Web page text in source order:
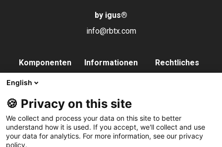
by igus®
info@rbtx.com
Komponenten
Steuerung
Vision
Pneumatik
Informationen
Partner
Kontakt
Newsletter
Rechtliches
English
🍪 Privacy on this site
We collect and process your data on this site to better
understand how it is used. If you accept, we'll collect and use
your data for analytics. For more information, see our privacy
policy.